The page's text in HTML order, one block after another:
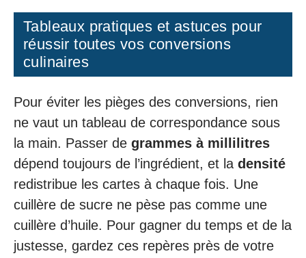
Tableaux pratiques et astuces pour
réussir toutes vos conversions
culinaires
Pour éviter les pièges des conversions, rien
ne vaut un tableau de correspondance sous
la main. Passer de grammes à millilitres
dépend toujours de l’ingrédient, et la densité
redistribue les cartes à chaque fois. Une
cuillère de sucre ne pèse pas comme une
cuillère d’huile. Pour gagner du temps et de la
justesse, gardez ces repères près de votre